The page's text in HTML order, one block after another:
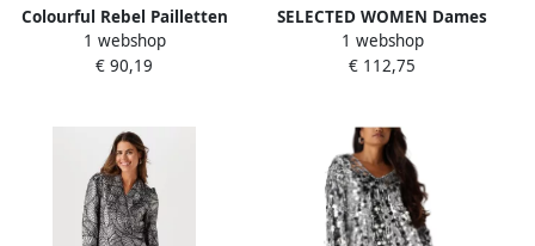
Colourful Rebel Pailletten
Wikkeljurk voor
Glamoureuze Avonden Gray
1 webshop
€ 90,19
SELECTED WOMEN Dames
Jurken Slfari-colyn Ls Short
Sequins Zilver
1 webshop
€ 112,75